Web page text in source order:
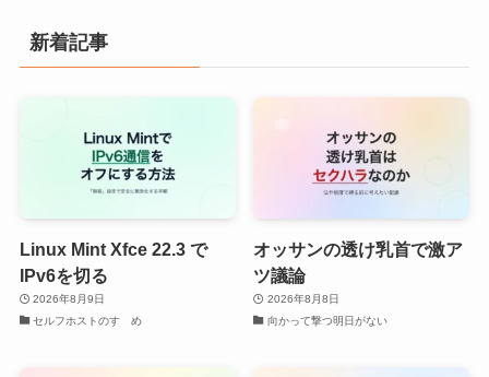
新着記事
Linux Mint Xfce 22.3 で
IPv6を切る
2026年8月9日
セルフホストのすゝめ
オッサンの透け乳首で激ア
ツ議論
2026年8月8日
向かって撃つ明日がない